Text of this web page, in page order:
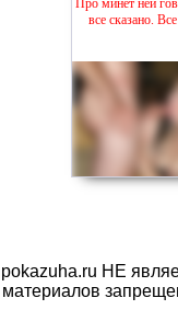
Про минет неи
все сказано.
pokazuha.ru НЕ
материалов